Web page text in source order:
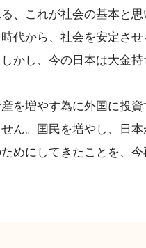
、これが社会の基本と
代から、社会を安定さ
かし、今の日本は大金
を増やす為に外国に投
ん。国民を増やし、日
めにしてきたことを、